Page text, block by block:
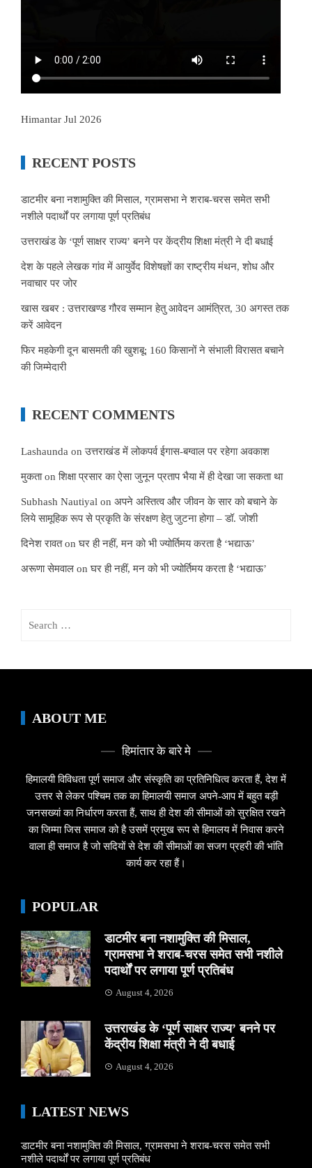
Himantar Jul 2026
RECENT POSTS
डाटमीर बना नशामुक्ति की मिसाल, ग्रामसभा ने शराब-चरस समेत सभी
नशीले पदार्थों पर लगाया पूर्ण प्रतिबंध
उत्तराखंड के ‘पूर्ण साक्षर राज्य’ बनने पर केंद्रीय शिक्षा मंत्री ने दी बधाई
देश के पहले लेखक गांव में आयुर्वेद विशेषज्ञों का राष्ट्रीय मंथन, शोध और
नवाचार पर जोर
खास खबर : उत्तराखण्ड गौरव सम्मान हेतु आवेदन आमंत्रित, 30 अगस्त तक
करें आवेदन
फिर महकेगी दून बासमती की खुशबू: 160 किसानों ने संभाली विरासत बचाने
की जिम्मेदारी
RECENT COMMENTS
Lashaunda onउत्तराखंड में लोकपर्व ईगास-बग्वाल पर रहेगा अवकाश
मुकताonशिक्षा प्रसार का ऐसा जुनून प्रताप भैया में ही देखा जा सकता था
Subhash Nautiyal on अपने अस्तित्व और जीवन के सार को बचाने के
लिये सामूहिक रूप से प्रकृति के संरक्षण हेतु जुटना होगा – डॉ. जोशी
दिनेश रावतonघर ही नहीं, मन को भी ज्योर्तिमय करता है ‘भद्याऊ’
अरूणा सेमवाल onघर ही नहीं, मन को भी ज्योर्तिमय करता है ‘भद्याऊ’
ABOUT ME
हिमांतार के बारे मे
हिमालयी विविधता पूर्ण समाज और संस्कृति का प्रतिनिधित्व करता हैं, देश में
उत्तर से लेकर पश्चिम तक का हिमालयी समाज अपने-आप में बहुत बड़ी
जनसख्यां का निर्धारण करता हैं, साथ ही देश की सीमाओं को सुरक्षित रखने
का जिम्मा जिस समाज को है उसमें प्रमुख रूप से हिमालय में निवास करने
वाला ही समाज है जो सदियों से देश की सीमाओं का सजग प्रहरी की भांति
कार्य कर रहा हैं।
POPULAR
डाटमीर बना नशामुक्ति की मिसाल,
ग्रामसभा ने शराब-चरस समेत सभी नशीले
पदार्थों पर लगाया पूर्ण प्रतिबंध
August 4, 2026
उत्तराखंड के ‘पूर्ण साक्षर राज्य’ बनने पर
केंद्रीय शिक्षा मंत्री ने दी बधाई
August 4, 2026
LATEST NEWS
डाटमीर बना नशामुक्ति की मिसाल, ग्रामसभा ने शराब-चरस समेत सभी
नशीले पदार्थों पर लगाया पूर्ण प्रतिबंध